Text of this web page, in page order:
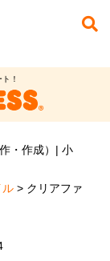
！
・作成）| 小
ル > クリアファ